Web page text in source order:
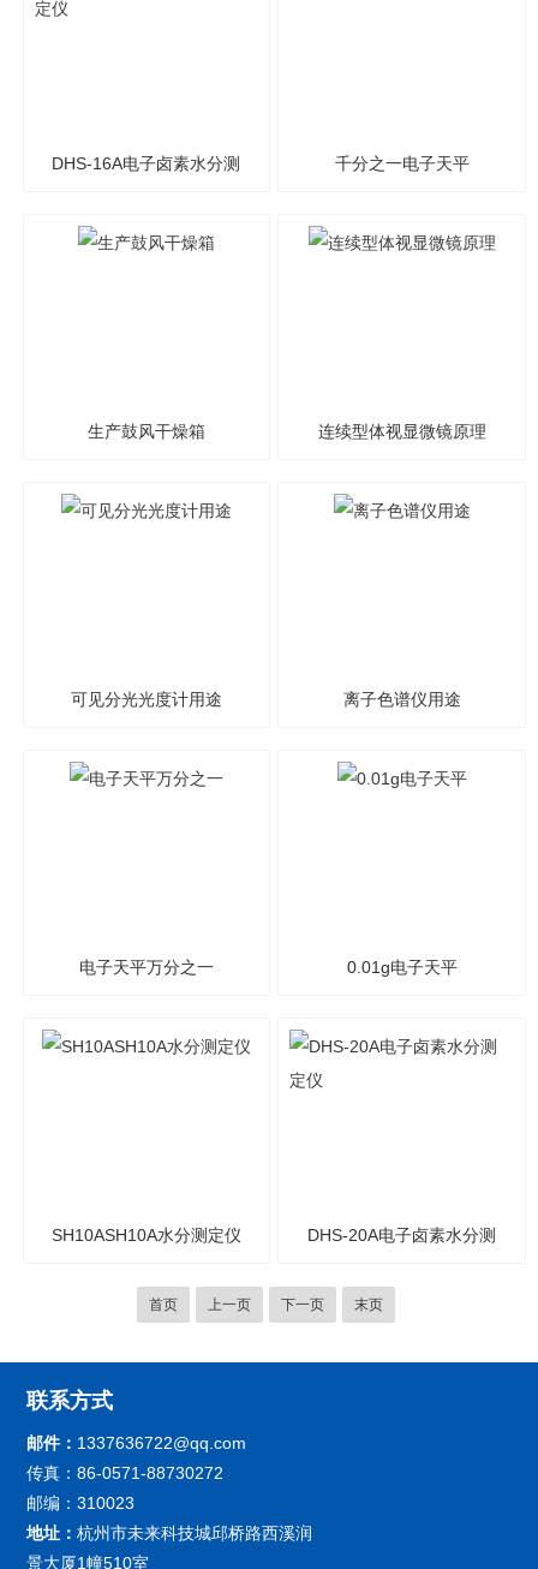
DHS-16A电子卤素水分测 千分之一电子天平
生产鼓风干燥箱 连续型体视显微镜原理
可见分光光度计用途 离子色谱仪用途
电子天平万分之一 0.01g电子天平
SH10ASH10A水分测定仪 DHS-20A电子卤素水分测
定仪
首页 上一页 下一页 末页
联系方式
邮件： 1337636722@qq.com
传真：86-0571-88730272
邮编：310023
地址：杭州市未来科技城邱桥路西溪润
景大厦1幢510室